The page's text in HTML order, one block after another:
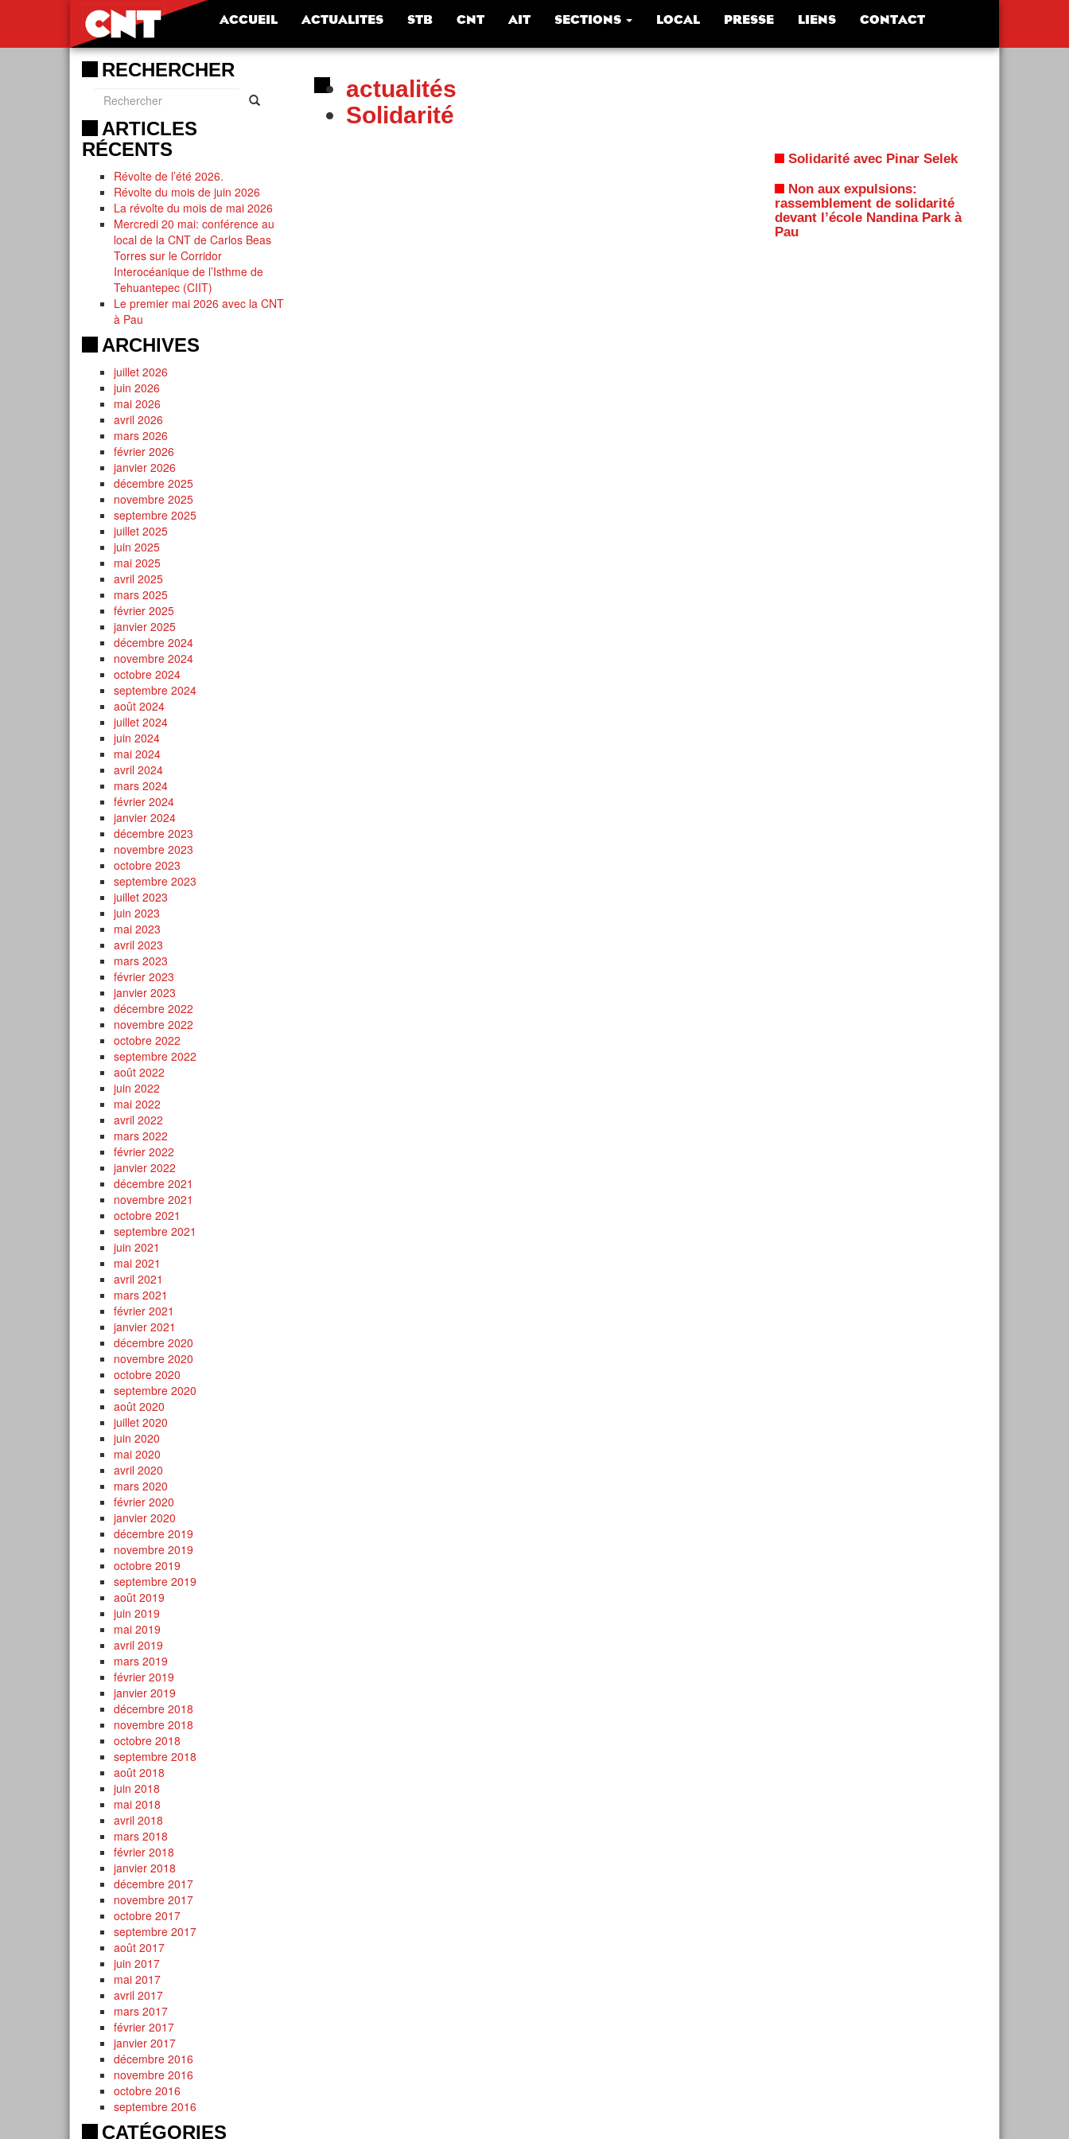
ACCUEIL ACTUALITES STB CNT AIT SECTIONS LOCAL PRESSE LIENS CONTACT
RECHERCHER
ARTICLES
RÉCENTS
Révolte de l’été 2026.
Révolte du mois de juin 2026
La révolte du mois de mai 2026
Mercredi 20 mai: conférence au
local de la CNT de Carlos Beas
Torres sur le Corridor
Interocéanique de l’Isthme de
Tehuantepec (CIIT)
Le premier mai 2026 avec la CNT
à Pau
ARCHIVES
juillet 2026
juin 2026
mai 2026
avril 2026
mars 2026
février 2026
janvier 2026
décembre 2025
novembre 2025
septembre 2025
juillet 2025
juin 2025
mai 2025
avril 2025
mars 2025
février 2025
janvier 2025
décembre 2024
novembre 2024
octobre 2024
septembre 2024
août 2024
juillet 2024
juin 2024
mai 2024
avril 2024
mars 2024
février 2024
janvier 2024
décembre 2023
novembre 2023
octobre 2023
septembre 2023
juillet 2023
juin 2023
mai 2023
avril 2023
mars 2023
février 2023
janvier 2023
décembre 2022
novembre 2022
octobre 2022
septembre 2022
août 2022
juin 2022
mai 2022
avril 2022
mars 2022
février 2022
janvier 2022
décembre 2021
novembre 2021
octobre 2021
septembre 2021
juin 2021
mai 2021
avril 2021
mars 2021
février 2021
janvier 2021
décembre 2020
novembre 2020
octobre 2020
septembre 2020
août 2020
juillet 2020
juin 2020
mai 2020
avril 2020
mars 2020
février 2020
janvier 2020
décembre 2019
novembre 2019
octobre 2019
septembre 2019
août 2019
juin 2019
mai 2019
avril 2019
mars 2019
février 2019
janvier 2019
décembre 2018
novembre 2018
octobre 2018
septembre 2018
août 2018
juin 2018
mai 2018
avril 2018
mars 2018
février 2018
janvier 2018
décembre 2017
novembre 2017
octobre 2017
septembre 2017
août 2017
juin 2017
mai 2017
avril 2017
mars 2017
février 2017
janvier 2017
décembre 2016
novembre 2016
octobre 2016
septembre 2016
CATÉGORIES
actualités
Solidarité
Solidarité avec Pinar Selek
Non aux expulsions:
rassemblement de solidarité
devant l’école Nandina Park à
Pau